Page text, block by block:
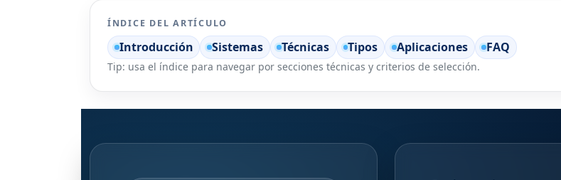
ÍNDICE DEL ARTÍCULO
Introducción Sistemas Técnicas Tipos Aplicaciones FAQ
Tip: usa el índice para navegar por secciones técnicas y criterios de selección.